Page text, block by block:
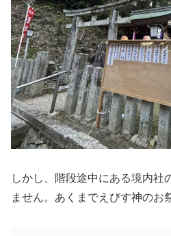
しかし、階段途中にある境内社
ません。あくまでえびす神のお